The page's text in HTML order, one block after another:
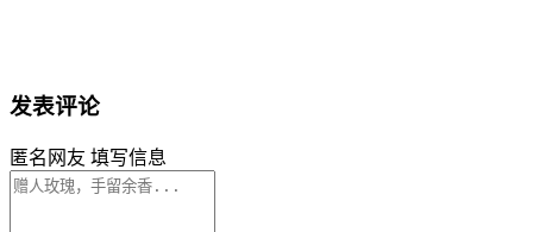
发表评论
匿名网友 填写信息